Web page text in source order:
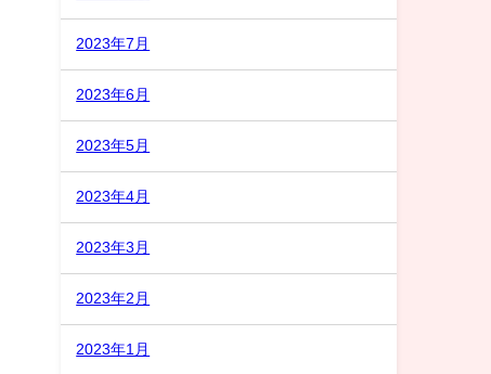
2023年7月
2023年6月
2023年5月
2023年4月
2023年3月
2023年2月
2023年1月